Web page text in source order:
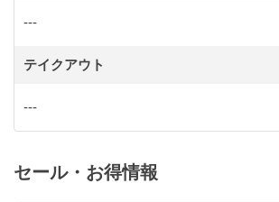
---
テイクアウト
---
セール・お得情報